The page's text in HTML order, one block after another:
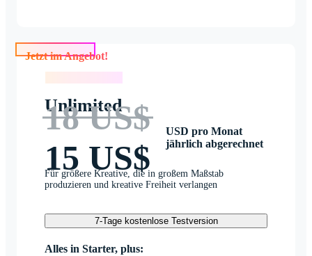
Jetzt im Angebot!
Unlimited
18 US$
15 US$
USD pro Monat
jährlich abgerechnet
Für größere Kreative, die in großem Maßstab
produzieren und kreative Freiheit verlangen
7-Tage kostenlose Testversion
Alles in Starter, plus: